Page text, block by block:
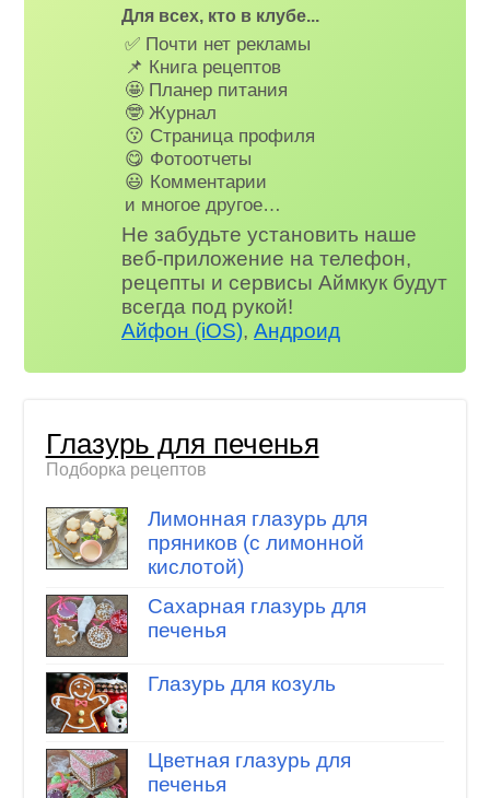
Для всех, кто в клубе...
✅ Почти нет рекламы
📌 Книга рецептов
🤩 Планер питания
🤓 Журнал
😗 Страница профиля
😋 Фотоотчеты
😃 Комментарии
и многое другое…
Не забудьте установить наше
веб-приложение на телефон,
рецепты и сервисы Аймкук будут
всегда под рукой!
Айфон (iOS),Андроид
Глазурь для печенья
Подборка рецептов
Лимонная глазурь для
пряников (с лимонной
кислотой)
Сахарная глазурь для
печенья
Глазурь для козуль
Цветная глазурь для
печенья